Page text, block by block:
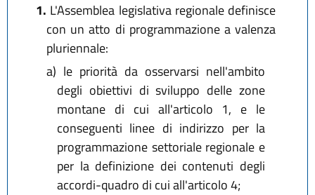
1. L'Assemblea legislativa regionale definisce
con un atto di programmazione a valenza
pluriennale:
a) le priorità da osservarsi nell'ambito
degli obiettivi di sviluppo delle zone
montane di cui all'articolo 1, e le
conseguenti linee di indirizzo per la
programmazione settoriale regionale e
per la definizione dei contenuti degli
accordi-quadro di cui all'articolo 4;